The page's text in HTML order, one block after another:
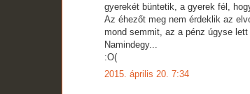
gyerekét büntetik, a gyerek fél,
Az éhezőt meg nem érdeklik az
mond semmit, az a pénz úgyse lett
Namindegy...
:O(
2015. április 20. 7:34